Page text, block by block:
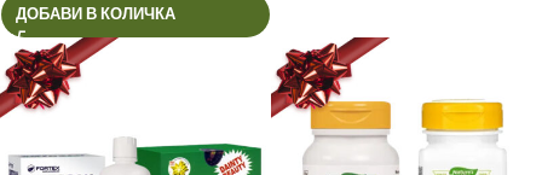
ДОБАВИ В КОЛИЧКА